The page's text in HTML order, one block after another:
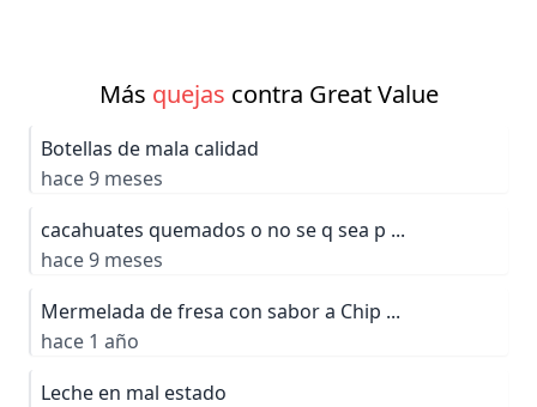
Más quejas contra Great Value
Botellas de mala calidad
hace 9 meses
cacahuates quemados o no se q sea p ...
hace 9 meses
Mermelada de fresa con sabor a Chip ...
hace 1 año
Leche en mal estado